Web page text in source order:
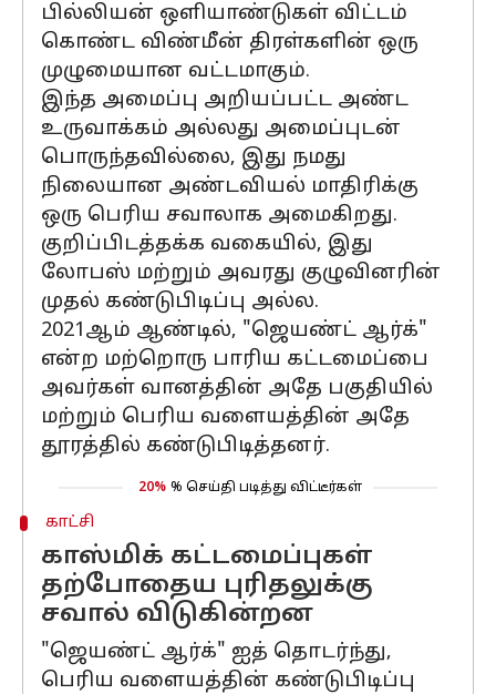
பில்லியன் ஒளியாண்டுகள் விட்டம்
கொண்ட விண்மீன் திரள்களின் ஒரு
முழுமையான வட்டமாகும்.
இந்த அமைப்பு அறியப்பட்ட அண்ட
உருவாக்கம் அல்லது அமைப்புடன்
பொருந்தவில்லை, இது நமது
நிலையான அண்டவியல் மாதிரிக்கு
ஒரு பெரிய சவாலாக அமைகிறது.
குறிப்பிடத்தக்க வகையில், இது
லோபஸ் மற்றும் அவரது குழுவினரின்
முதல் கண்டுபிடிப்பு அல்ல.
2021ஆம் ஆண்டில், "ஜெயண்ட் ஆர்க்"
என்ற மற்றொரு பாரிய கட்டமைப்பை
அவர்கள் வானத்தின் அதே பகுதியில்
மற்றும் பெரிய வளையத்தின் அதே
தூரத்தில் கண்டுபிடித்தனர்.
20% % செய்தி படித்து விட்டீர்கள்
காட்சி
காஸ்மிக் கட்டமைப்புகள்
தற்போதைய புரிதலுக்கு
சவால் விடுகின்றன
"ஜெயண்ட் ஆர்க்" ஐத் தொடர்ந்து,
பெரிய வளையத்தின் கண்டுபிடிப்பு